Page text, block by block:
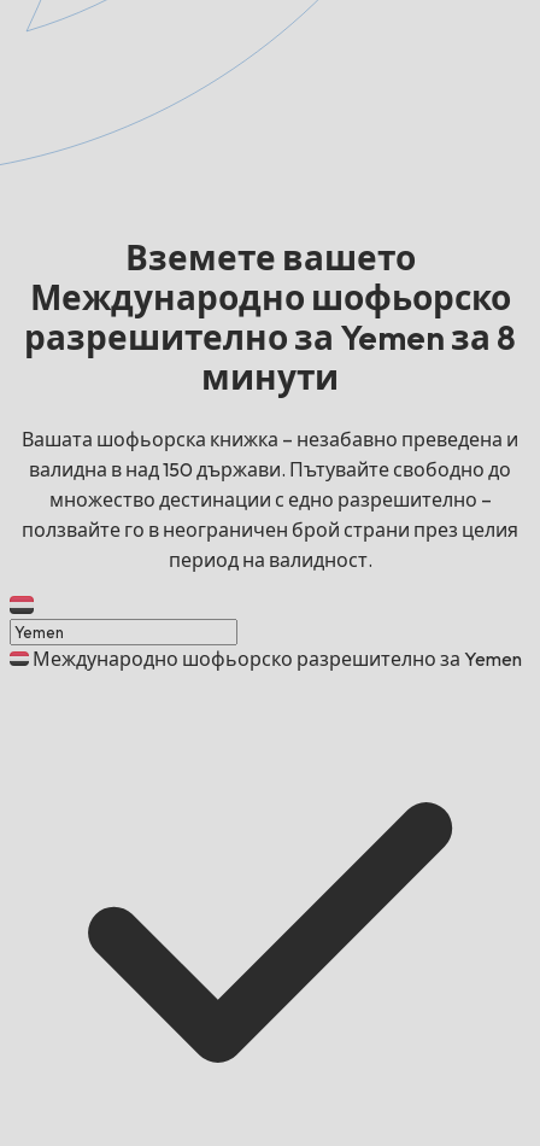
Вземете вашето
Международно шофьорско
разрешително за Yemen за 8
минути
Вашата шофьорска книжка – незабавно преведена и
валидна в над 150 държави. Пътувайте свободно до
множество дестинации с едно разрешително –
ползвайте го в неограничен брой страни през целия
период на валидност.
Международно шофьорско разрешително за Yemen